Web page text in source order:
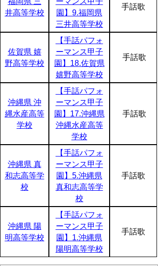
井高等学校
園】9.福岡県
三井高等学校
手話歌
佐賀県 嬉
野高等学校
【手話パフォ
ーマンス甲子
園】18.佐賀県
嬉野高等学校
手話歌
沖縄県 沖
縄水産高等
学校
【手話パフォ
ーマンス甲子
園】17.沖縄県
沖縄水産高等
学校
手話歌
沖縄県 真
和志高等学
校
【手話パフォ
ーマンス甲子
園】5.沖縄県
真和志高等学
校
手話歌
沖縄県 陽
明高等学校
【手話パフォ
ーマンス甲子
園】1.沖縄県
陽明高等学校
手話歌